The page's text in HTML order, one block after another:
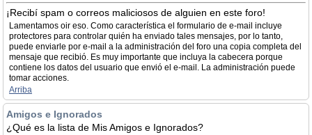
¡Recibí spam o correos maliciosos de alguien en este foro!
Lamentamos oir eso. Como característica el formulario de e-mail incluye
protectores para controlar quién ha enviado tales mensajes, por lo tanto,
puede enviarle por e-mail a la administración del foro una copia completa del
mensaje que recibió. Es muy importante que incluya la cabecera porque
contiene los datos del usuario que envió el e-mail. La administración puede
tomar acciones.
Arriba
Amigos e Ignorados
¿Qué es la lista de Mis Amigos e Ignorados?